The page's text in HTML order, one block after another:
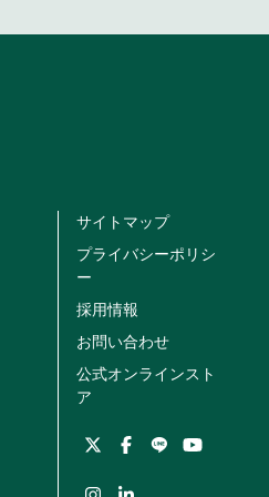
サイトマップ
プライバシーポリシ
ー
採用情報
お問い合わせ
公式オンラインスト
ア